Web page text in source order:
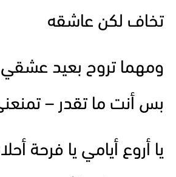
تخاف لكن عاشقه
ومهما تروح بعيد عشقي
بس أنت ما تقدر –
يا أروع أيامي يا فرحة